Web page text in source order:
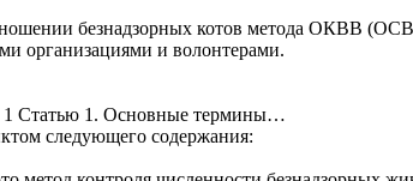
безнадзорных котов метода ОКВВ
организациями и волонтерами.
1 Статью 1. Основные термины…
следующего содержания: